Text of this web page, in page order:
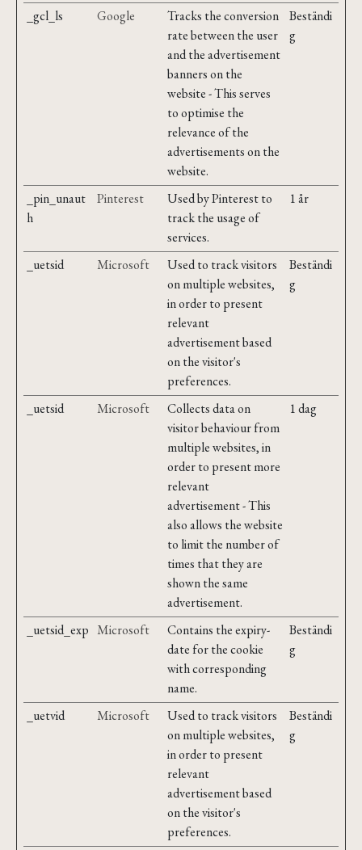
_gcl_ls Google
Tracks the conversion
rate between the user
and the advertisement
banners on the
website - This serves
to optimise the
relevance of the
advertisements on the
website.
Beständi
g
_pin_unaut
h
Pinterest
Used by Pinterest to
track the usage of
services.
1 år
_uetsid Microsoft
Used to track visitors
on multiple websites,
in order to present
relevant
advertisement based
on the visitor's
preferences.
Beständi
g
_uetsid Microsoft
Collects data on
visitor behaviour from
multiple websites, in
order to present more
relevant
advertisement - This
also allows the website
to limit the number of
times that they are
shown the same
advertisement.
1 dag
_uetsid_exp Microsoft
Contains the expiry-
date for the cookie
with corresponding
name.
Beständi
g
_uetvid Microsoft
Used to track visitors
on multiple websites,
in order to present
relevant
advertisement based
on the visitor's
preferences.
Beständi
g